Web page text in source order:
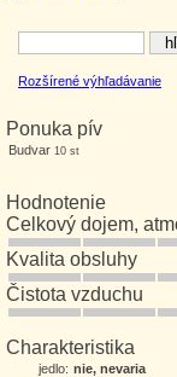
Rozšírené výhľadávanie
Ponuka pív
Budvar 10 st
Hodnotenie
Celkový dojem,
Kvalita obsluhy
Čistota vzduchu
Charakteristika
jedlo: nie, nevaria